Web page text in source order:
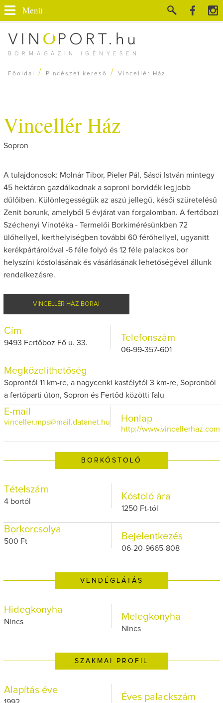
BORMAGAZIN IGÉNYESEN
Menü
Főoldal / Pincészet kereső / Vincellér Ház
Vincellér Ház
Sopron
A tulajdonosok: Molnár Tibor, Pieler Pál, Sásdi István mintegy
45 hektáron gazdálkodnak a soproni borvidék legjobb
dűlőiben. Különlegességük az aszú jellegű, késői szüretelésű
Zenit borunk, amelyből 5 évjárat van forgalomban. A fertőbozi
Széchenyi Vinotéka - Termelői Borkimérésünkben 72
ülőhellyel, kerthelyiségben további 60 férőhellyel, ugyanitt
kerékpártárolóval -6 féle folyó és 12 féle palackos bor
helyszíni kóstolásának és vásárlásának lehetőségével állunk
rendelkezésre.
VINCELLÉR HÁZ BORAI
Cím
9493 Fertőboz Fő u. 33. Telefonszám
06-99-357-601
Megközelíthetőség
Soprontól 11 km-re, a nagycenki kastélytól 3 km-re, Sopronból
a fertőparti úton, Sopron és Fertőd közötti falu
E-mail
vinceller.mps@mail.datanet.hu Honlap
http://www.vincellerhaz.com
BORKÓSTOLÓ
Tételszám
4 bortól Kóstoló ára
1250 Ft-tól
Borkorcsolya
500 Ft Bejelentkezés
06-20-9665-808
VENDÉGLÁTÁS
Hidegkonyha
Nincs Melegkonyha
Nincs
SZAKMAI PROFIL
Alapítás éve
Éves palackszám